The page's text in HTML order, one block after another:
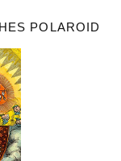
POLAROID